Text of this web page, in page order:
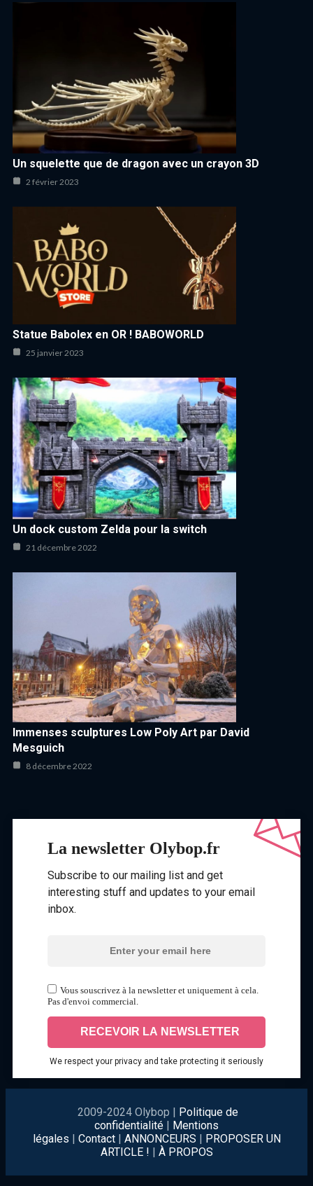
Un squelette que de dragon avec un crayon 3D
2 février 2023
Statue Babolex en OR ! BABOWORLD
25 janvier 2023
Un dock custom Zelda pour la switch
21 décembre 2022
Immenses sculptures Low Poly Art par David
Mesguich
8 décembre 2022
La newsletter Olybop.fr
Subscribe to our mailing list and get
interesting stuff and updates to your email
inbox.
Vous souscrivez à la newsletter et uniquement à cela.
Pas d'envoi commercial.
We respect your privacy and take protecting it seriously
2009-2024 Olybop | Politique de
confidentialité | Mentions
légales | Contact| ANNONCEURS | PROPOSER UN
ARTICLE ! | À PROPOS